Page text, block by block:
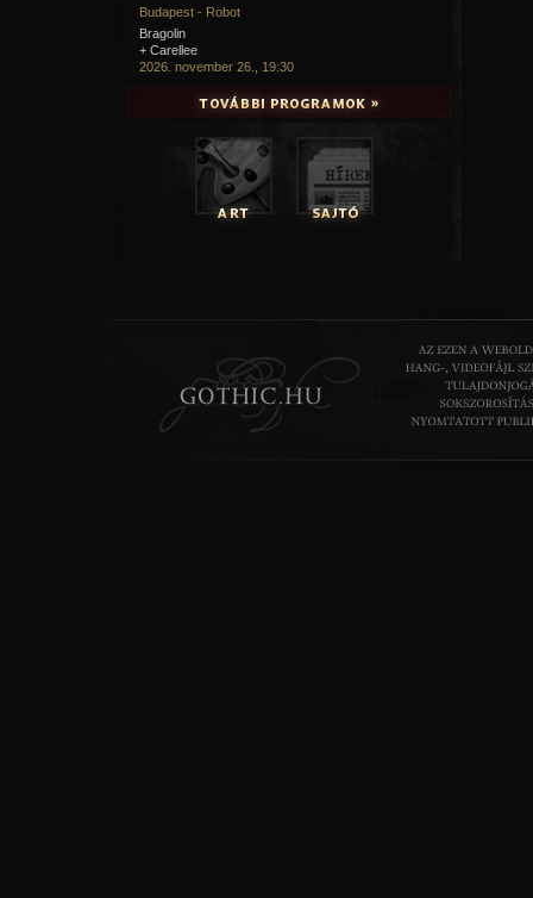
Budapest - Robot
Bragolin
+ Carellee
2026. november 26., 19:30